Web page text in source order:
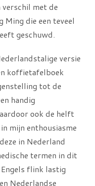
met de
Ming die een teveel
geschuwd.
versie
koffietafelboek
tot de
handig
ook de helft
mijn enthousiasme
in Nederland
termen in dit
flink lastig
Nederlandse